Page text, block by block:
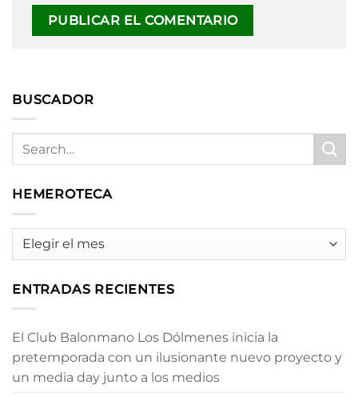
BUSCADOR
HEMEROTECA
HEMEROTECA
ENTRADAS RECIENTES
El Club Balonmano Los Dólmenes inicia la
pretemporada con un ilusionante nuevo proyecto y
un media day junto a los medios